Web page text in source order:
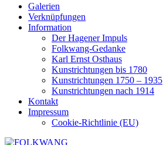
Galerien
Verknüpfungen
Information
Der Hagener Impuls
Folkwang-Gedanke
Karl Ernst Osthaus
Kunstrichtungen bis 1780
Kunstrichtungen 1750 – 1935
Kunstrichtungen nach 1914
Kontakt
Impressum
Cookie-Richtlinie (EU)